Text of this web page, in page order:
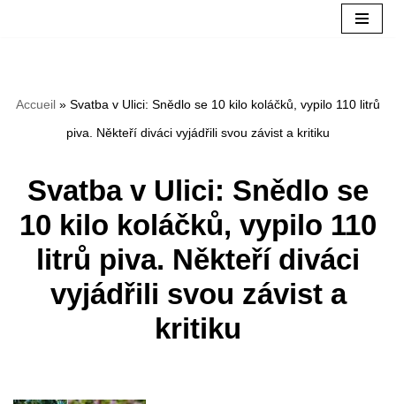
obsah
Accueil » Svatba v Ulici: Snědlo se 10 kilo koláčků, vypilo 110 litrů
piva. Někteří diváci vyjádřili svou závist a kritiku
Svatba v Ulici: Snědlo se
10 kilo koláčků, vypilo 110
litrů piva. Někteří diváci
vyjádřili svou závist a
kritiku